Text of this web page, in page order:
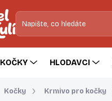
KOČKY HLODAVCI
Kočky Krmivo pro kočky